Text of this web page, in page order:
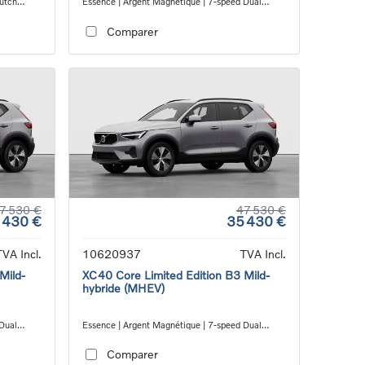
Comparer
530 €
430 €
Incl.
47 530 €
35 430 €
10620937
TVA Incl.
XC40 Core Limited Edition B3 Mild-
hybride (MHEV)
Essence | Argent Magnétique | 7-speed Dual
Comparer